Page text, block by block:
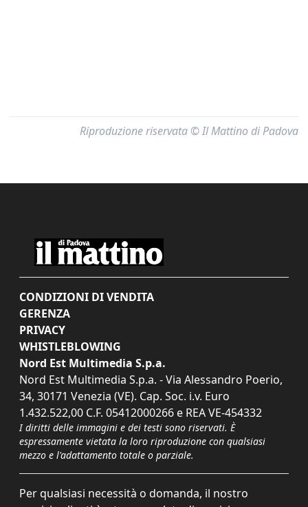
Riproduzione riservata © Il Mattino di Padova
CONDIZIONI DI VENDITA
GERENZA
PRIVACY
WHISTLEBLOWING
Nord Est Multimedia S.p.a.
Nord Est Multimedia S.p.a. - Via Alessandro Poerio,
34, 30171 Venezia (VE). Cap. Soc. i.v. Euro
1.432.522,00 C.F. 05412000266 e REA VE-454332
I diritti delle immagini e dei testi sono riservati. È
espressamente vietata la loro riproduzione con qualsiasi
mezzo e l'adattamento totale o parziale.
Per qualsiasi necessità o domanda, il nostro